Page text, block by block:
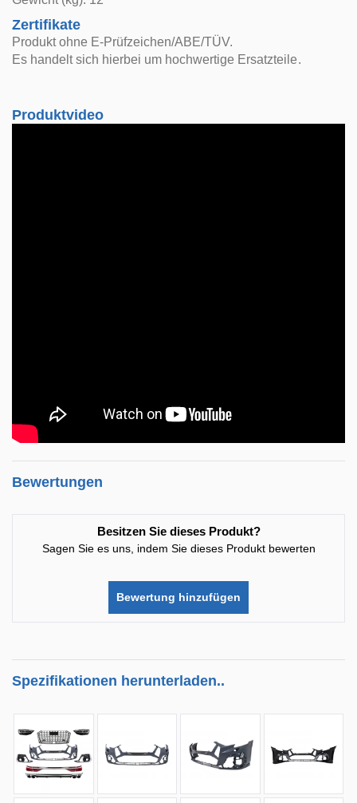
Zertifikate
Produkt ohne E-Prüfzeichen/ABE/TÜV.
Es handelt sich hierbei um hochwertige Ersatzteile.
Produktvideo
Bewertungen
Besitzen Sie dieses Produkt?
Sagen Sie es uns, indem Sie dieses Produkt bewerten
Bewertung hinzufügen
Spezifikationen herunterladen..